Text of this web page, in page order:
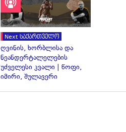
Next საქართველო
ღვინის, ხორბლისა და
ნეანდერტალელების
უძველესი კვალი | წოფი,
იმირი, შულავერი